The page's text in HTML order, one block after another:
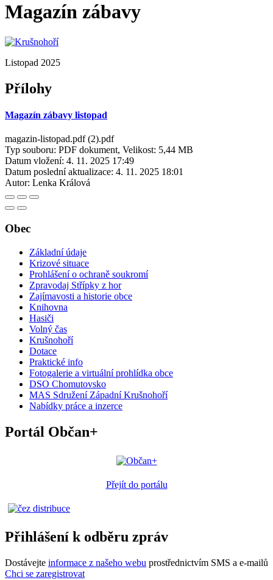
Magazín zábavy
Listopad 2025
Přílohy
Magazín zábavy listopad
magazin-listopad.pdf (2).pdf
Typ souboru: PDF dokument, Velikost: 5,44 MB
Datum vložení: 4. 11. 2025 17:49
Datum poslední aktualizace: 4. 11. 2025 18:01
Autor: Lenka Králová
Obec
Základní údaje
Krizové situace
Prohlášení o ochraně soukromí
Zpravodaj Střípky z hor
Zajímavosti a historie obce
Knihovna
Hasiči
Volný čas
Krušnohoří
Dotace
Praktické info
Fotogalerie a virtuální prohlídka obce
DSO Chomutovsko
MAS Sdružení Západní Krušnohoří
Nabídky práce a inzerce
Portál Občan+
Přejít do portálu
Přihlášení k odběru zpráv
Dostávejte informace z našeho webu prostřednictvím SMS a e-mailů
Chci se zaregistrovat